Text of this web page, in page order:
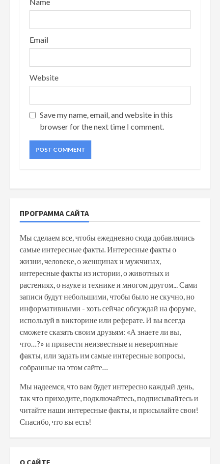
Email
Website
Save my name, email, and website in this
browser for the next time I comment.
ПРОГРАММА САЙТА
Мы сделаем все, чтобы ежедневно сюда добавлялись
самые интересные факты. Интересные факты о
жизни, человеке, о женщинах и мужчинах,
интересные факты из истории, о животных и
растениях, о науке и технике и многом другом... Сами
записи будут небольшими, чтобы было не скучно, но
информативными - хоть сейчас обсуждай на форуме,
используй в викторине или реферате. И вы всегда
сможете сказать своим друзьям: «А знаете ли вы,
что…?» и привести неизвестные и невероятные
факты, или задать им самые интересные вопросы,
собранные на этом сайте…
Мы надеемся, что вам будет интересно каждый день,
так что приходите, подключайтесь, подписывайтесь и
читайте наши интересные факты, и присылайте свои!
Спасибо, что вы есть!
О САЙТЕ